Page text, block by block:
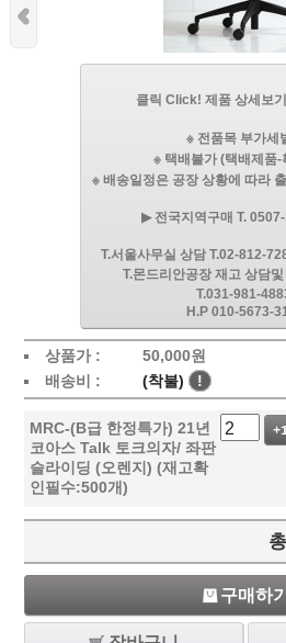
클릭 Click! 제품 상세보
※ 전품목 부가세
※ 택배불가 (택배제품-
※ 배송일정은 공장 상황에 따라
▶ 전국지역구매 T.
T.서울사무실 상담 T.02-812-
T.몬드리안공장 재고 상담
T.031-981-
H.P 010-5673-
상품가 : 50,000원
배송비 :
(착불) !
MRC-(B급 한정특가) 21년
코아스 Talk 토크의자/ 좌판
슬라이딩 (오렌지) (재고확
인필수:500개)
구매하기